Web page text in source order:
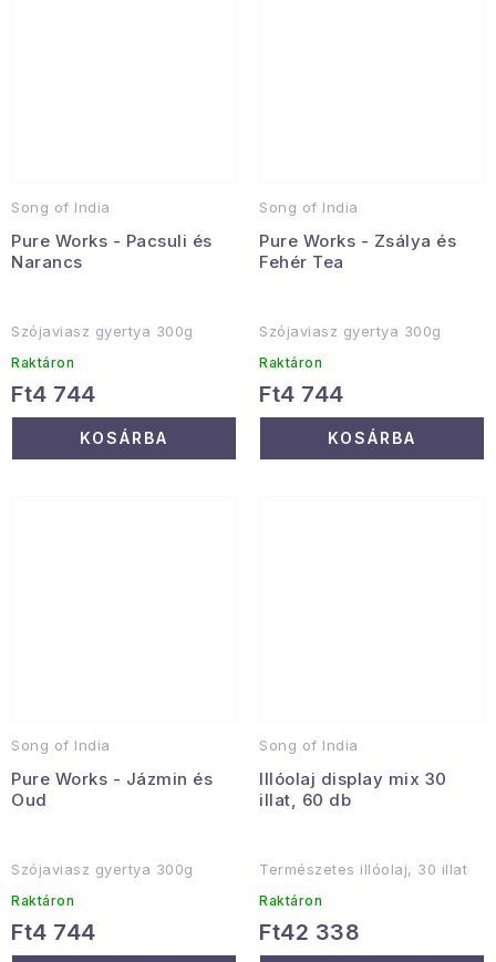
Song of India
Pure Works - Pacsuli és
Narancs
Szójaviasz gyertya 300g
Raktáron
Ft4 744
KOSÁRBA
Song of India
Pure Works - Zsálya és
Fehér Tea
Szójaviasz gyertya 300g
Raktáron
Ft4 744
KOSÁRBA
Song of India
Pure Works - Jázmin és
Oud
Szójaviasz gyertya 300g
Raktáron
Ft4 744
Song of India
Illóolaj display mix 30
illat, 60 db
Természetes illóolaj, 30 illat
Raktáron
Ft42 338